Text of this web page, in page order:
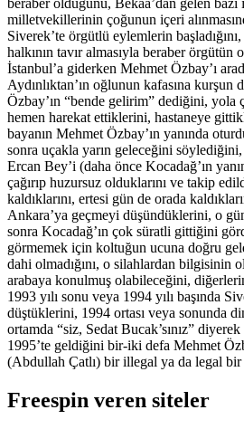
milletvekillerinin çoğunun içeri
Siverek’te örgütlü eylemlerin
halkının tavır almasıyla beraber
İstanbul’a giderken Mehmet Özbay’ı
Aydınlıktan’ın oğlunun kafasına
Özbay’ın “bende gelirim” dediğini,
hemen harekat ettiklerini, hastaneye
bayanın Mehmet Özbay’ın yanında
sonra uçakla yarın geleceğini
Ercan Bey’i (daha önce Kocadağ’ın
çağırıp huzursuz olduklarını ve takip
kaldıklarını, ertesi gün de orada
Ankara’ya geçmeyi düşündüklerini, o gün
sonra Kocadağ’ın çok süratli gittiğini
görmemek için koltuğun ucuna doğru
dahi olmadığını, o silahlardan bilgisinin
arabaya konulmuş olabileceğini,
1993 yılı sonu veya 1994 yılı başında
düştüklerini, 1994 ortası veya sonunda
ortamda “siz, Sedat Bucak’sınız”
1995’te geldiğini bir-iki defa Mehmet
(Abdullah Çatlı) bir illegal ya da legal bir
Freespin veren siteler